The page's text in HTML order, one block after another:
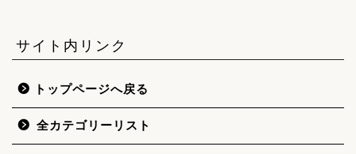
サイト内リンク
トップページへ戻る
全カテゴリーリスト